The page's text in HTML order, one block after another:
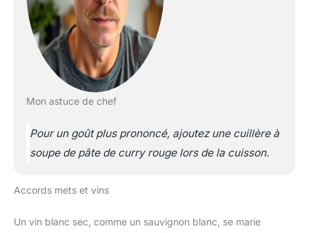
Mon astuce de chef
Pour un goût plus prononcé, ajoutez une cuillère à
soupe de pâte de curry rouge lors de la cuisson.
Accords mets et vins
Un vin blanc sec, comme un sauvignon blanc, se marie